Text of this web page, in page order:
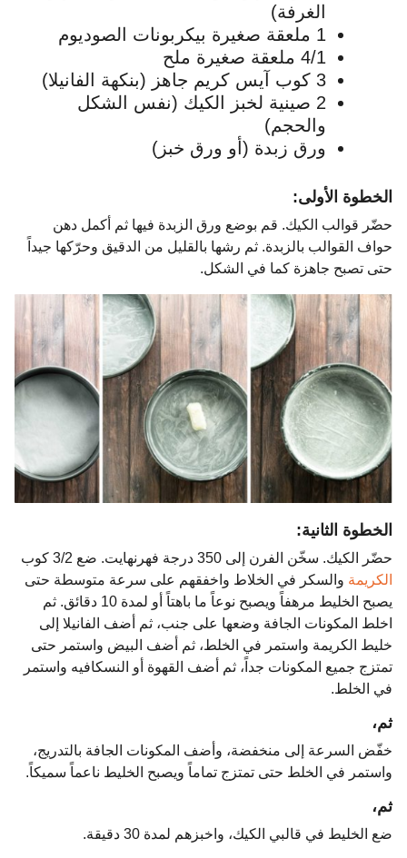
الغرفة)
1 ملعقة صغيرة بيكربونات الصوديوم
4/1 ملعقة صغيرة ملح
3 كوب آيس كريم جاهز (بنكهة الفانيلا)
2 صينية لخبز الكيك (نفس الشكل
والحجم)
ورق زبدة (أو ورق خبز)
الخطوة الأولى:
حضّر قوالب الكيك. قم بوضع ورق الزبدة فيها ثم أكمل دهن
حواف القوالب بالزبدة. ثم رشها بالقليل من الدقيق وحرّكها جيداً
حتى تصبح جاهزة كما في الشكل.
الخطوة الثانية:
حضّر الكيك. سخّن الفرن إلى 350 درجة فهرنهايت. ضع 3/2 كوب
الكريمة والسكر في الخلاط واخفقهم على سرعة متوسطة حتى
يصبح الخليط مرهفاً ويصبح نوعاً ما باهتاً أو لمدة 10 دقائق. ثم
اخلط المكونات الجافة وضعها على جنب، ثم أضف الفانيلا إلى
خليط الكريمة واستمر في الخلط، ثم أضف البيض واستمر حتى
تمتزج جميع المكونات جداً، ثم أضف القهوة أو النسكافيه واستمر
في الخلط.
ثم،
خفّض السرعة إلى منخفضة، وأضف المكونات الجافة بالتدريج،
واستمر في الخلط حتى تمتزج تماماً ويصبح الخليط ناعماً سميكاً.
ثم،
ضع الخليط في قالبي الكيك، واخبزهم لمدة 30 دقيقة.